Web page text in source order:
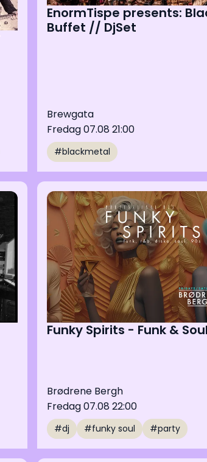
EnormTispe presents:
Buffet // DjSet
Brewgata
Fredag 07.08 21:00
#blackmetal
Funky Spirits - Funk &
Brødrene Bergh
Fredag 07.08 22:00
#dj #funky soul #party